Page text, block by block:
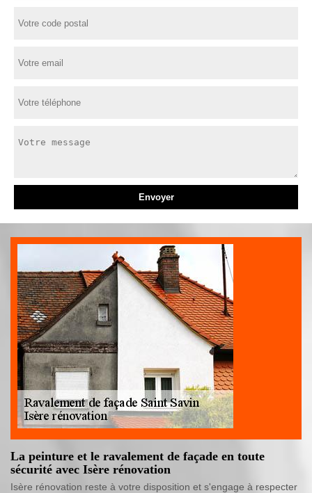
La peinture et le ravalement de façade en toute
sécurité avec Isère rénovation
Isère rénovation reste à votre disposition et s'engage à respecter